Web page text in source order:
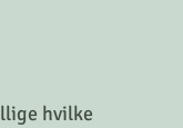
hvilke